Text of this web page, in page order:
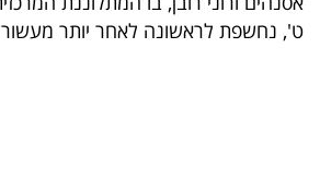
מינויים
ט', נחשפת לראשונה לאחר יותר